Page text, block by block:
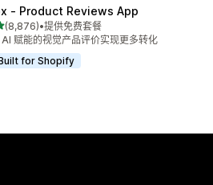
‑ Product Reviews App
（满分 5 星）
(8,876)
8876 条评论
•提供免费套餐
赋能的视觉产品评价实现更多转化
for Shopify